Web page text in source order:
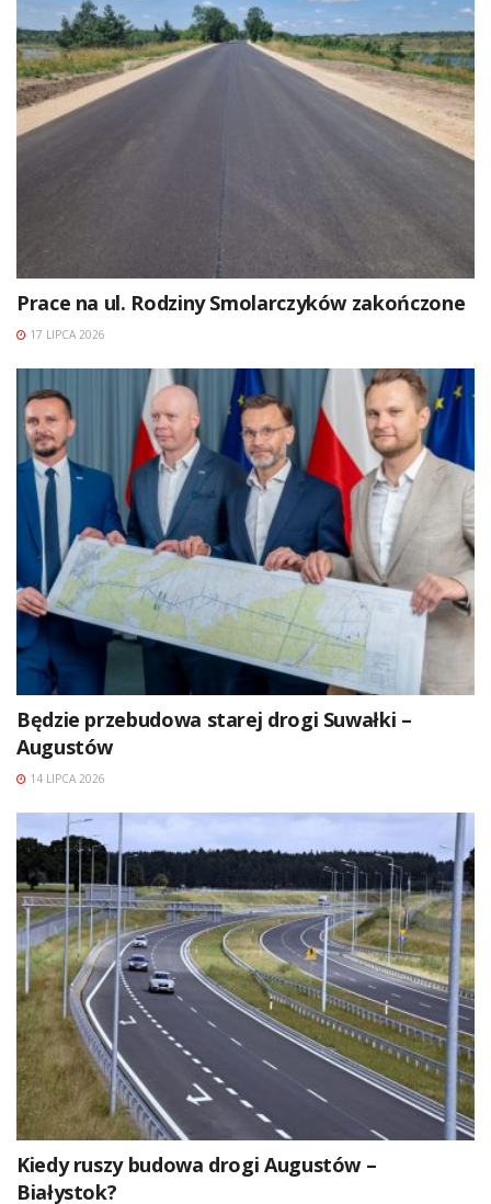
Prace na ul. Rodziny Smolarczyków zakończone
17 LIPCA 2026
Będzie przebudowa starej drogi Suwałki –
Augustów
14 LIPCA 2026
Kiedy ruszy budowa drogi Augustów –
Białystok?